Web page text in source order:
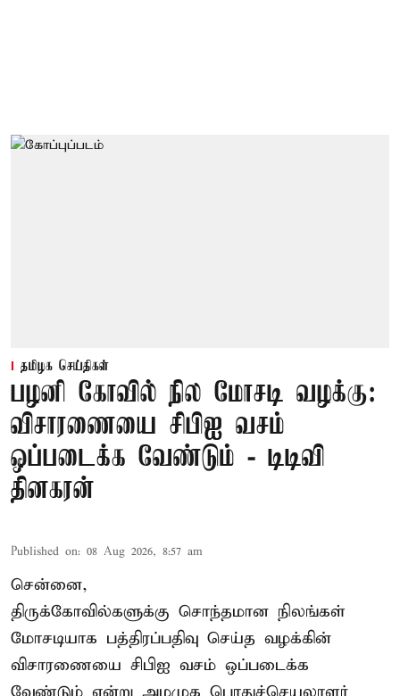
தமிழக செய்திகள்
பழனி கோவில் நில மோசடி வழக்கு:
விசாரணையை சிபிஐ வசம்
ஒப்படைக்க வேண்டும் - டிடிவி
தினகரன்
Published on: 08 Aug 2026, 8:57 am
சென்னை,
திருக்கோவில்களுக்கு சொந்தமான நிலங்கள்
மோசடியாக பத்திரப்பதிவு செய்த வழக்கின்
விசாரணையை சிபிஐ வசம் ஒப்படைக்க
வேண்டும் என்று அமமுக பொதுச்செயலாளர்